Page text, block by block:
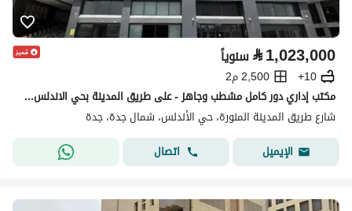
⃁1,023,000 سنوياً
10+
2,500 م2
مكتب إداري دور كامل مشطب وجاهز - على طريق المدينة بحي الاندلس جدة
شارع طريق المدينة المنورة، حي الأندلس، شمال جدة، جدة
الإيميل
اتصال